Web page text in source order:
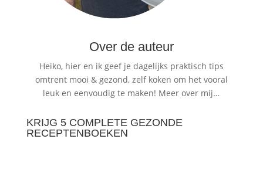
Over de auteur
Heiko, hier en ik geef je dagelijks praktisch tips
omtrent mooi & gezond, zelf koken om het vooral
leuk en eenvoudig te maken! Meer over mij…
KRIJG 5 COMPLETE GEZONDE
RECEPTENBOEKEN